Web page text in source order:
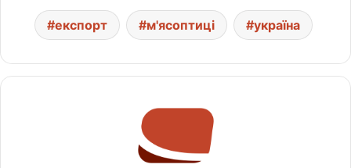
експорт м'ясоптиці україна